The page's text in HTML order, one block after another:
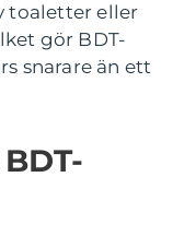
toaletter eller
gör BDT-
snarare än ett